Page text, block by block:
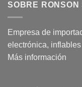
SOBRE RONSON
Empresa de
electrónica,
Más información